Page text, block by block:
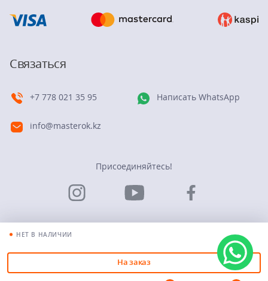
НЕТ В НАЛИЧИИ
На заказ
Связаться
+7 778 021 35 95 Написать WhatsApp
info@masterok.kz
Присоединяйтесь!
© Группа компаний “Мастерок”. 2026